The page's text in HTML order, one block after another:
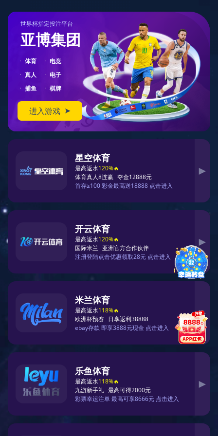
404
您在访问另一个平行宇宙中的页面
对不起，您要访问的页面可能跑到了另一个平行宇宙中。
您可以先返回首页
返回首页